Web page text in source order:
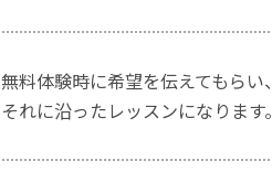
無料体験時に希望を伝えてもらい、
それに沿ったレッスンになります。